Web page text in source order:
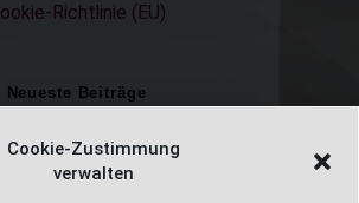
Cookie-Zustimmung
verwalten
Richtlinie (EU)
Neueste Beiträge
2026 – ein unvergesslicher Moment
in Fichtelberg